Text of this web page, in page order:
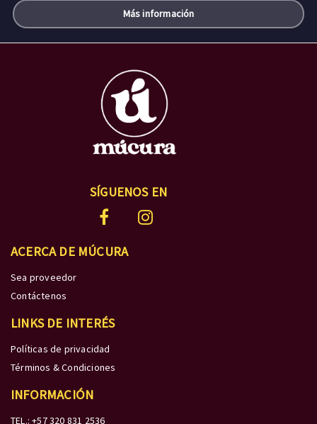
Más información
SÍGUENOS EN
ACERCA DE MÚCURA
Sea proveedor
Contáctenos
LINKS DE INTERÉS
Políticas de privacidad
Términos & Condiciones
INFORMACIÓN
TEL.: +57 320 831 2536